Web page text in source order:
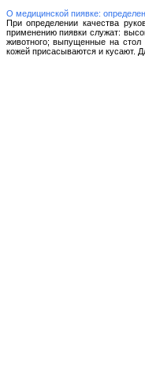
О медицинской пиявке:
При определении качества
применению пиявки служат:
животного; выпущенные на стол
кожей присасываются и кусают.